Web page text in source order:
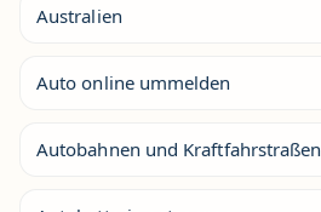
Australien
Auto online ummelden
Autobahnen und Kraftfahrstraßen